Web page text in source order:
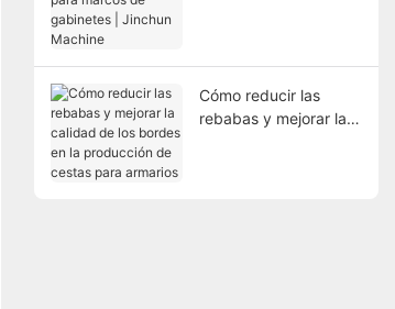
Cómo reducir las
rebabas y mejorar la